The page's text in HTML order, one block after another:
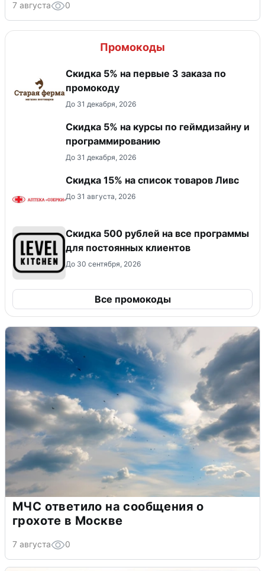
7 августа 0
Промокоды
Скидка 5% на первые 3 заказа по
промокоду
До 31 декабря, 2026
Скидка 5% на курсы по геймдизайну и
программированию
До 31 декабря, 2026
Скидка 15% на список товаров Ливс
До 31 августа, 2026
Скидка 500 рублей на все программы
для постоянных клиентов
До 30 сентября, 2026
Все промокоды
МЧС ответило на сообщения о
грохоте в Москве
7 августа 0